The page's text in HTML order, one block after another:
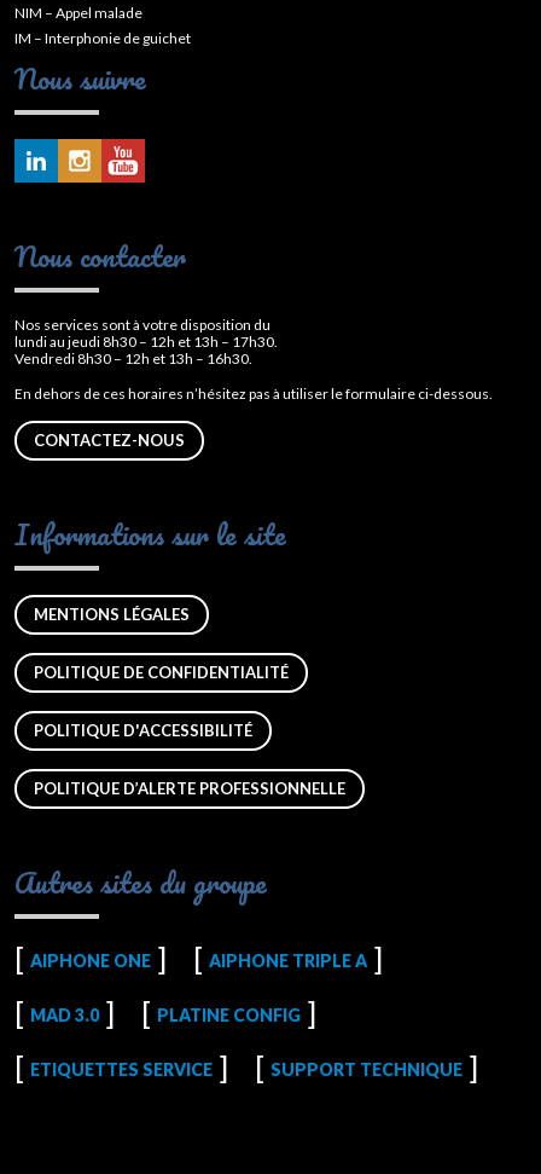
NIM – Appel malade
IM – Interphonie de guichet
Nous suivre
Nous contacter
Nos services sont à votre disposition du
lundi au jeudi 8h30 – 12h et 13h – 17h30.
Vendredi 8h30 – 12h et 13h – 16h30.
En dehors de ces horaires n’hésitez pas à utiliser le formulaire ci-dessous.
CONTACTEZ-NOUS
Informations sur le site
MENTIONS LÉGALES
POLITIQUE DE CONFIDENTIALITÉ
POLITIQUE D'ACCESSIBILITÉ
POLITIQUE D’ALERTE PROFESSIONNELLE
Autres sites du groupe
AIPHONE ONE AIPHONE TRIPLE A
MAD 3.0 PLATINE CONFIG
ETIQUETTES SERVICE SUPPORT TECHNIQUE